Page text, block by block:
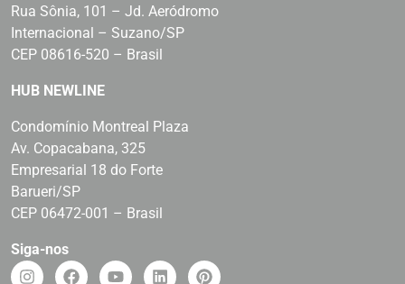
Rua Sônia, 101 – Jd. Aeródromo
Internacional – Suzano/SP
CEP 08616-520 – Brasil
HUB NEWLINE
Condomínio Montreal Plaza
Av. Copacabana, 325
Empresarial 18 do Forte
Barueri/SP
CEP 06472-001 – Brasil
Siga-nos